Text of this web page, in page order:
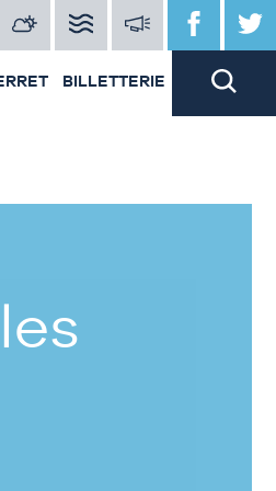
BILLETTERIE